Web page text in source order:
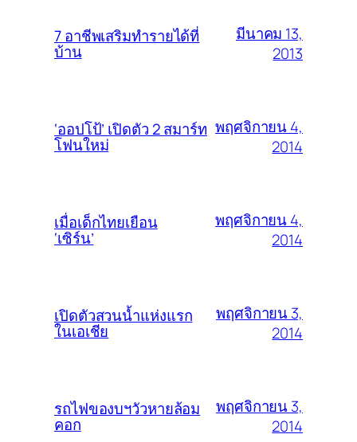
7 อาชีพเสริมทำรายได้ที่
บ้าน
มีนาคม 13,
2013
‘ออปโป้’ เปิดตัว 2 สมาร์ท
โฟนใหม่
พฤศจิกายน 4,
2014
เมื่อเด็กไทยเยือน
‘เซิร์น’
พฤศจิกายน 4,
2014
เปิดตัวสวนน้ำแห่งแรก
ในเอเชีย
พฤศจิกายน 3,
2014
รถไฟของบฯวัวหายล้อม
คอก
พฤศจิกายน 3,
2014